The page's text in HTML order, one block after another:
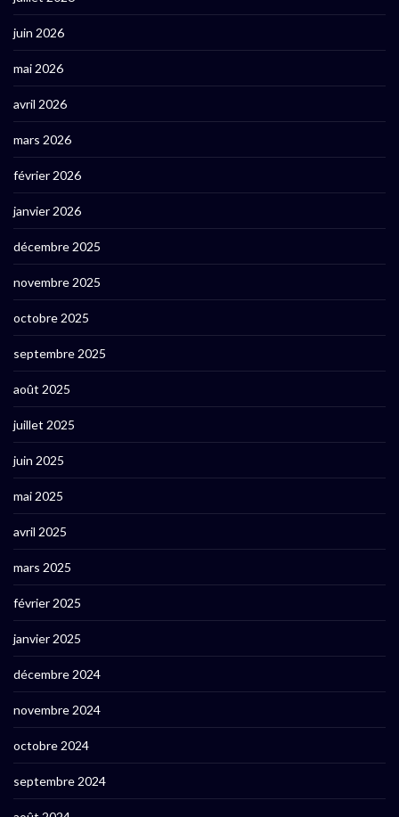
juin 2026
mai 2026
avril 2026
mars 2026
février 2026
janvier 2026
décembre 2025
novembre 2025
octobre 2025
septembre 2025
août 2025
juillet 2025
juin 2025
mai 2025
avril 2025
mars 2025
février 2025
janvier 2025
décembre 2024
novembre 2024
octobre 2024
septembre 2024